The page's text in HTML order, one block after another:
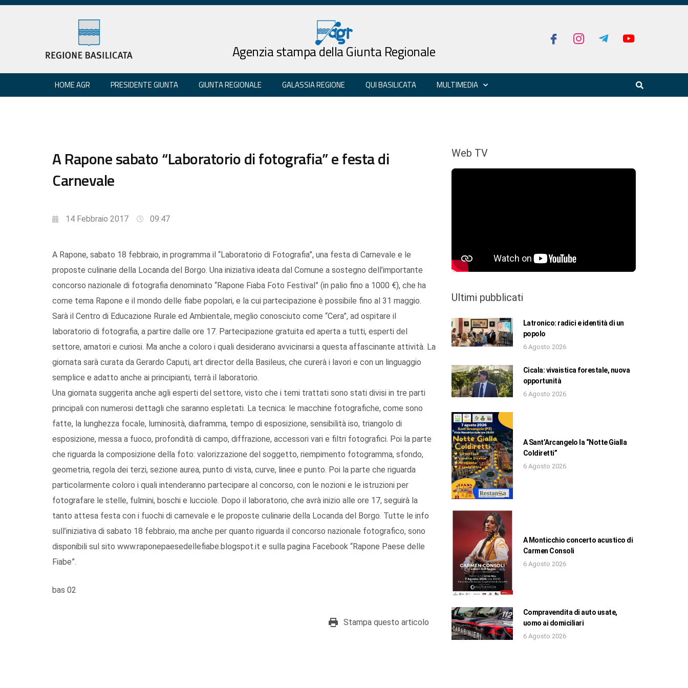
Agenzia stampa della Giunta Regionale
HOME AGR PRESIDENTE GIUNTA GIUNTA REGIONALE GALASSIA REGIONE QUI BASILICATA MULTIMEDIA
A Rapone sabato “Laboratorio di fotografia” e festa di
Carnevale
14 Febbraio 2017 09:47
A Rapone, sabato 18 febbraio, in programma il “Laboratorio di Fotografia”, una festa di Carnevale e le
proposte culinarie della Locanda del Borgo. Una iniziativa ideata dal Comune a sostegno dell’importante
concorso nazionale di fotografia denominato “Rapone Fiaba Foto Festival” (in palio fino a 1000 €), che ha
come tema Rapone e il mondo delle fiabe popolari, e la cui partecipazione è possibile fino al 31 maggio.
Sarà il Centro di Educazione Rurale ed Ambientale, meglio conosciuto come “Cera”, ad ospitare il
laboratorio di fotografia, a partire dalle ore 17. Partecipazione gratuita ed aperta a tutti, esperti del
settore, amatori e curiosi. Ma anche a coloro i quali desiderano avvicinarsi a questa affascinante attività. La
giornata sarà curata da Gerardo Caputi, art director della Basileus, che curerà i lavori e con un linguaggio
semplice e adatto anche ai principianti, terrà il laboratorio.
Una giornata suggerita anche agli esperti del settore, visto che i temi trattati sono stati divisi in tre parti
principali con numerosi dettagli che saranno espletati. La tecnica: le macchine fotografiche, come sono
fatte, la lunghezza focale, luminosità, diaframma, tempo di esposizione, sensibilità iso, triangolo di
esposizione, messa a fuoco, profondità di campo, diffrazione, accessori vari e filtri fotografici. Poi la parte
che riguarda la composizione della foto: valorizzazione del soggetto, riempimento fotogramma, sfondo,
geometria, regola dei terzi, sezione aurea, punto di vista, curve, linee e punto. Poi la parte che riguarda
particolarmente coloro i quali intenderanno partecipare al concorso, con le nozioni e le istruzioni per
fotografare le stelle, fulmini, boschi e lucciole. Dopo il laboratorio, che avrà inizio alle ore 17, seguirà la
tanto attesa festa con i fuochi di carnevale e le proposte culinarie della Locanda del Borgo. Tutte le info
sull’iniziativa di sabato 18 febbraio, ma anche per quanto riguarda il concorso nazionale fotografico, sono
disponibili sul sito www.raponepaesedellefiabe.blogspot.it e sulla pagina Facebook “Rapone Paese delle
Fiabe”.
bas 02
Stampa questo articolo
Web TV
Ultimi pubblicati
Latronico: radici e identità di un
popolo
6 Agosto 2026
Cicala: vivaistica forestale, nuova
opportunità
6 Agosto 2026
A Sant’Arcangelo la “Notte Gialla
Coldiretti”
6 Agosto 2026
A Monticchio concerto acustico di
Carmen Consoli
6 Agosto 2026
Compravendita di auto usate,
uomo ai domiciliari
6 Agosto 2026